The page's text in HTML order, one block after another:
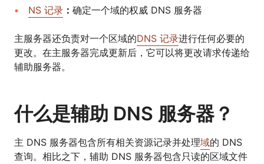
NS 记录 ： 确定一个域的权威 DNS 服务器
主服务器还负责对一个区域的DNS 记录进行任何必要的
更改。在主服务器完成更新后，它可以将更改请求传递给
辅助服务器。
什么是辅助 DNS 服务器？
主 DNS 服务器包含所有相关资源记录并处理域的 DNS
查询。相比之下，辅助 DNS 服务器包含只读的区域文件